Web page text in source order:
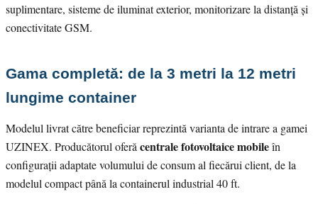
suplimentare, sisteme de iluminat exterior, monitorizare la distanță și
conectivitate GSM.
Gama completă: de la 3 metri la 12 metri
lungime container
Modelul livrat către beneficiar reprezintă varianta de intrare a gamei
UZINEX. Producătorul oferă centrale fotovoltaice mobileîn
configurații adaptate volumului de consum al fiecărui client, de la
modelul compact până la containerul industrial 40 ft.